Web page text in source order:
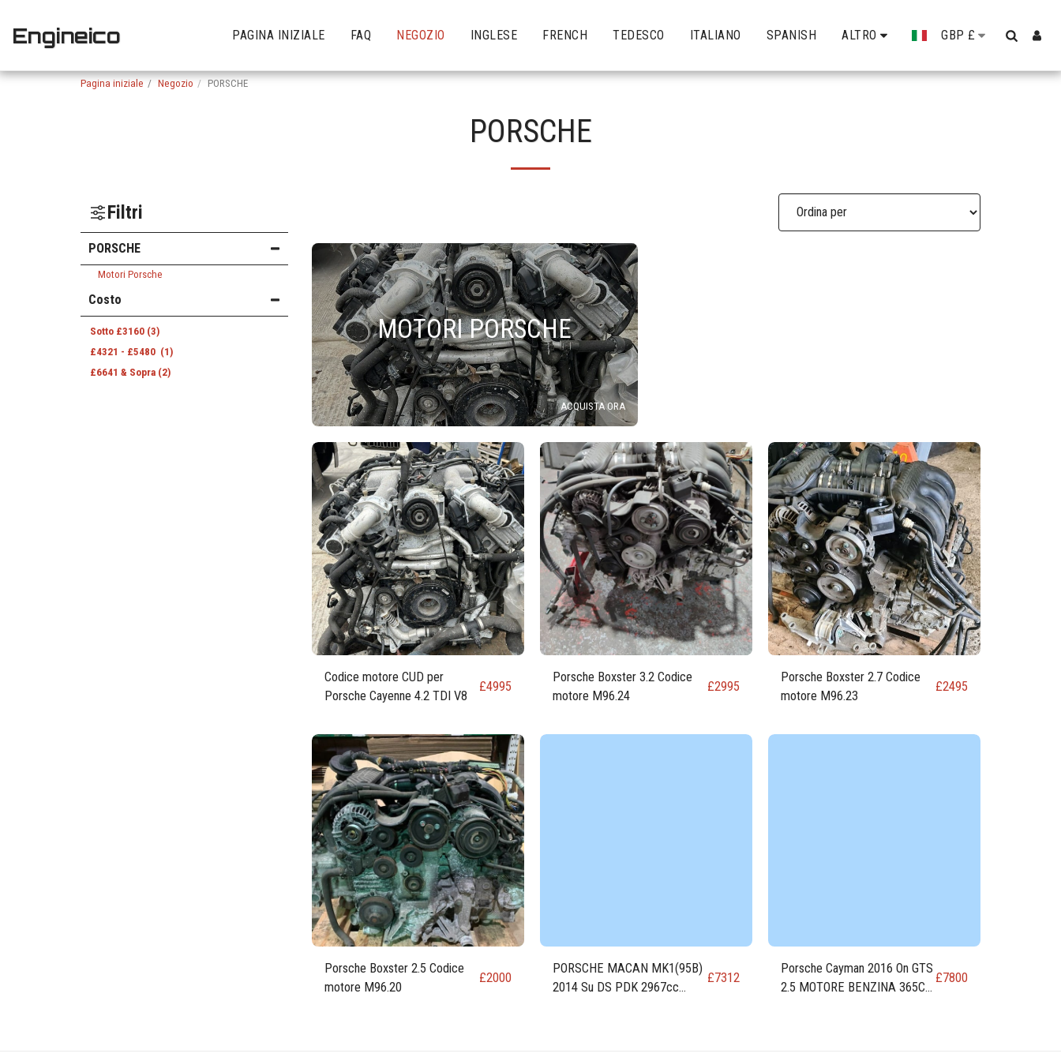
Engineico PAGINA INIZIALE FAQ NEGOZIO INGLESE FRENCH TEDESCO ITALIANO SPANISH ALTRO GBP £
Pagina iniziale Negozio PORSCHE
PORSCHE
Filtri
PORSCHE
Motori Porsche
Costo
Sotto £3160 (3)
£4321 - £5480 (1)
£6641 & Sopra (2)
MOTORI PORSCHE
ACQUISTA ORA
Codice motore CUD per
Porsche Cayenne 4.2 TDI V8
£4995
Porsche Boxster 3.2 Codice
motore M96.24
£2995
Porsche Boxster 2.7 Codice
motore M96.23
£2495
Porsche Boxster 2.5 Codice
motore M96.20
£2000
PORSCHE MACAN MK1(95B)
2014 Su DS PDK 2967cc
£7312
Porsche Cayman 2016 On GTS
2.5 MOTORE BENZINA 365CV
£7800